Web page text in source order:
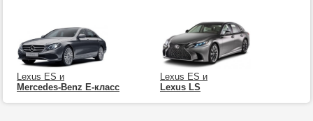
Lexus ES и
Mercedes-Benz E-класс
Lexus ES и
Lexus LS